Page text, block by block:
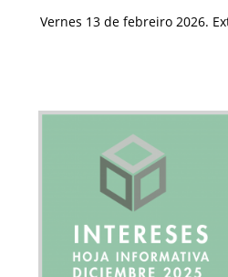
Vernes 13 de febreiro 2026.